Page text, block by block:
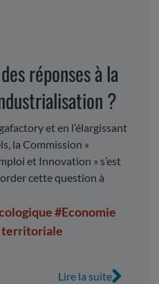
réponses à la
?
et en l’élargissant
la Commission «
et Innovation » s’est
cette question à
#Economie
Lire la suite